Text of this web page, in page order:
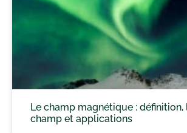
Le champ magnétique : définition,
champ et applications